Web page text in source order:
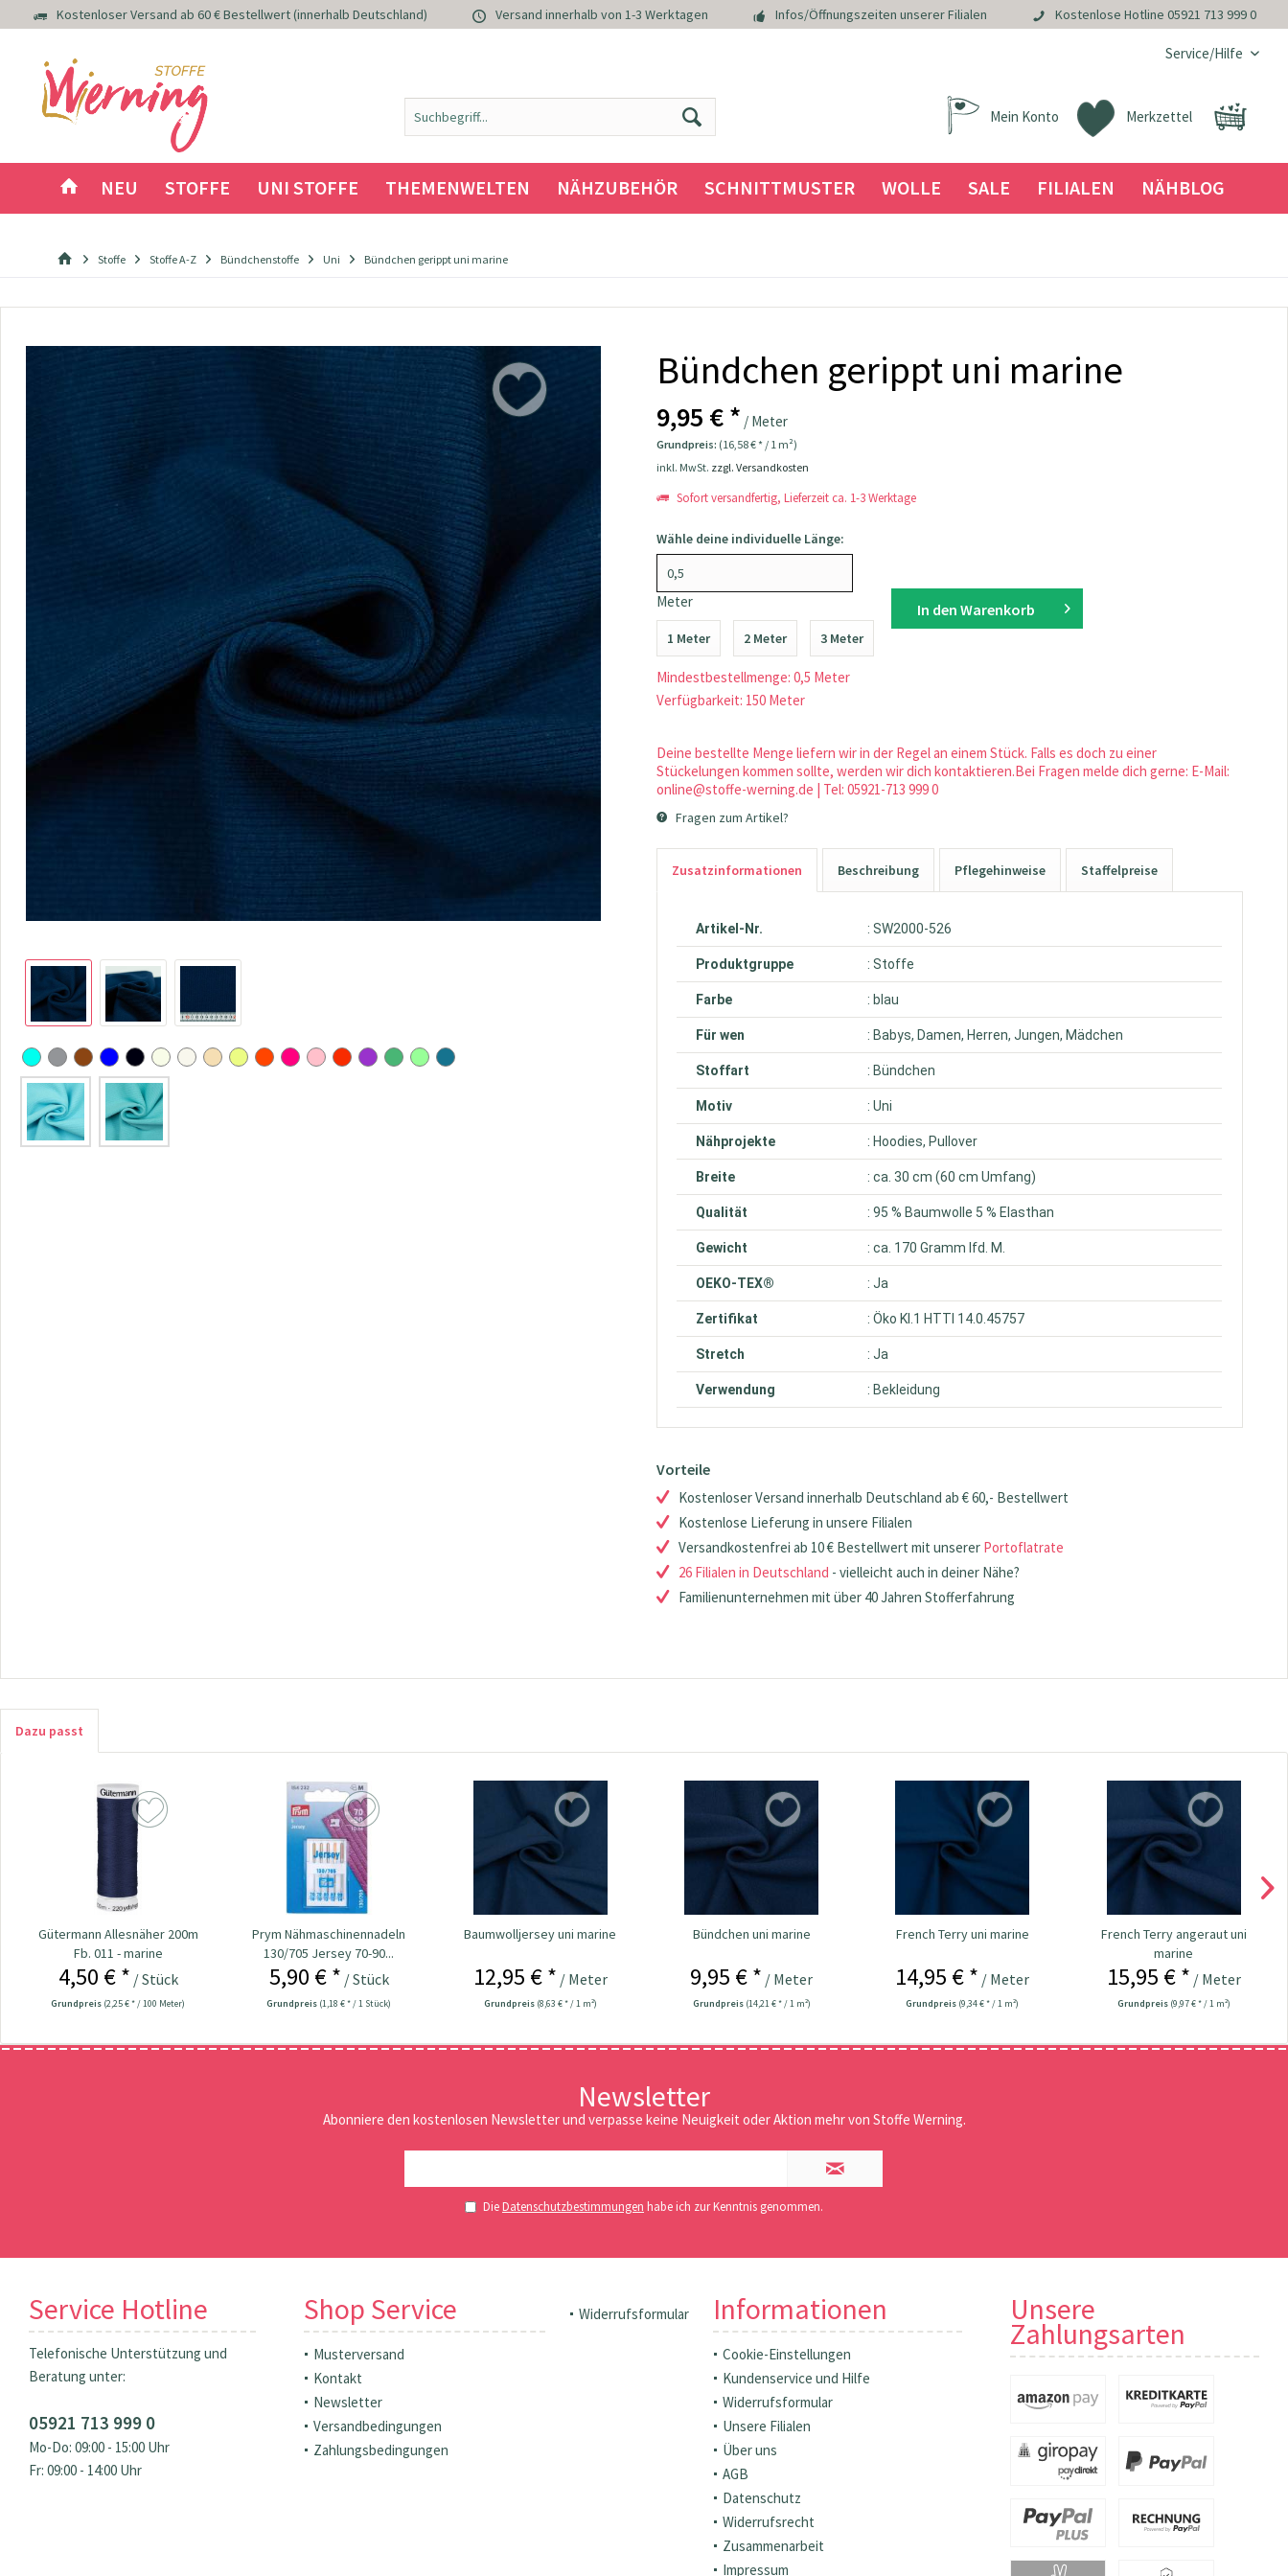
Kostenloser Versand ab 60 € Bestellwert (innerhalb Deutschland) Versand innerhalb von 1-3 Werktagen Infos/Öffnungszeiten unserer Filialen Kostenlose Hotline 05921 713 999 0
Service/Hilfe
Merkzettel
Mein Konto
NEU STOFFE UNI STOFFE THEMENWELTEN NÄHZUBEHÖR SCHNITTMUSTER WOLLE SALE FILIALEN NÄHBLOG
Stoffe Stoffe A-Z Bündchenstoffe Uni Bündchen gerippt uni marine
Bündchen gerippt uni marine
9,95 € * / Meter
Grundpreis: (16,58 € * / 1 m²)
inkl. MwSt. zzgl. Versandkosten
Sofort versandfertig, Lieferzeit ca. 1-3 Werktage
Wähle deine individuelle Länge:
Meter
1 Meter 2 Meter 3 Meter
Mindestbestellmenge: 0,5 Meter
Verfügbarkeit: 150 Meter
In den Warenkorb
Deine bestellte Menge liefern wir in der Regel an einem Stück. Falls es doch zu einer
Stückelungen kommen sollte, werden wir dich kontaktieren.Bei Fragen melde dich gerne: E-Mail:
online@stoffe-werning.de | Tel: 05921-713 999 0
Fragen zum Artikel?
Zusatzinformationen Beschreibung Pflegehinweise Staffelpreise
Artikel-Nr. : SW2000-526
Produktgruppe : Stoffe
Farbe : blau
Für wen : Babys, Damen, Herren, Jungen, Mädchen
Stoffart : Bündchen
Motiv : Uni
Nähprojekte : Hoodies, Pullover
Breite : ca. 30 cm (60 cm Umfang)
Qualität : 95 % Baumwolle 5 % Elasthan
Gewicht : ca. 170 Gramm lfd. M.
OEKO-TEX® : Ja
Zertifikat : Öko Kl.1 HTTI 14.0.45757
Stretch : Ja
Verwendung : Bekleidung
Vorteile
Kostenloser Versand innerhalb Deutschland ab € 60,- Bestellwert
Kostenlose Lieferung in unsere Filialen
Versandkostenfrei ab 10 € Bestellwert mit unserer Portoflatrate
26 Filialen in Deutschland - vielleicht auch in deiner Nähe?
Familienunternehmen mit über 40 Jahren Stofferfahrung
Dazu passt
Gütermann Allesnäher 200m
Fb. 011 - marine
4,50 € * / Stück
Grundpreis (2,25 € * / 100 Meter)
Prym Nähmaschinennadeln
130/705 Jersey 70-90...
5,90 € * / Stück
Grundpreis (1,18 € * / 1 Stück)
Baumwolljersey uni marine
12,95 € * / Meter
Grundpreis (8,63 € * / 1 m²)
Bündchen uni marine
9,95 € * / Meter
Grundpreis (14,21 € * / 1 m²)
French Terry uni marine
14,95 € * / Meter
Grundpreis (9,34 € * / 1 m²)
French Terry angeraut uni
marine
15,95 € * / Meter
Grundpreis (9,97 € * / 1 m²)
Newsletter
Abonniere den kostenlosen Newsletter und verpasse keine Neuigkeit oder Aktion mehr von Stoffe Werning.
DieDatenschutzbestimmungen habe ich zur Kenntnis genommen.
Service Hotline
Telefonische Unterstützung und
Beratung unter:
05921 713 999 0
Mo-Do: 09:00 - 15:00 Uhr
Fr: 09:00 - 14:00 Uhr
Shop Service
Musterversand
Kontakt
Newsletter
Versandbedingungen
Zahlungsbedingungen
Widerrufsformular Informationen
Cookie-Einstellungen
Kundenservice und Hilfe
Widerrufsformular
Unsere Filialen
Über uns
AGB
Datenschutz
Widerrufsrecht
Zusammenarbeit
Impressum
Unsere
Zahlungsarten